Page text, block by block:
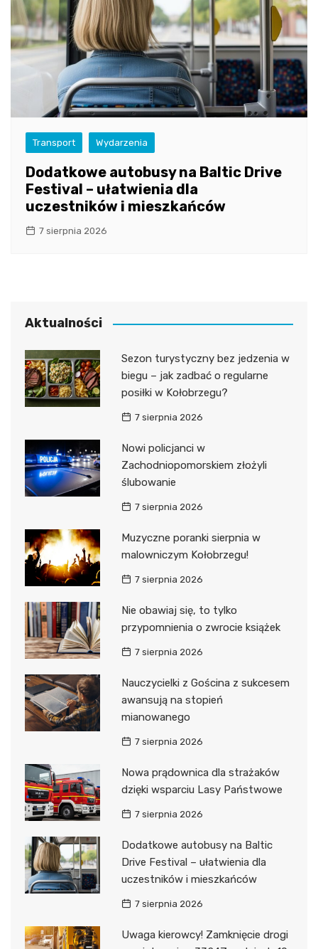
Transport Wydarzenia
Dodatkowe autobusy na Baltic Drive
Festival – ułatwienia dla
uczestników i mieszkańców
7 sierpnia 2026
Aktualności
Sezon turystyczny bez jedzenia w
biegu – jak zadbać o regularne
posiłki w Kołobrzegu?
7 sierpnia 2026
Nowi policjanci w
Zachodniopomorskiem złożyli
ślubowanie
7 sierpnia 2026
Muzyczne poranki sierpnia w
malowniczym Kołobrzegu!
7 sierpnia 2026
Nie obawiaj się, to tylko
przypomnienia o zwrocie książek
7 sierpnia 2026
Nauczycielki z Gościna z sukcesem
awansują na stopień
mianowanego
7 sierpnia 2026
Nowa prądownica dla strażaków
dzięki wsparciu Lasy Państwowe
7 sierpnia 2026
Dodatkowe autobusy na Baltic
Drive Festival – ułatwienia dla
uczestników i mieszkańców
7 sierpnia 2026
Uwaga kierowcy! Zamknięcie drogi